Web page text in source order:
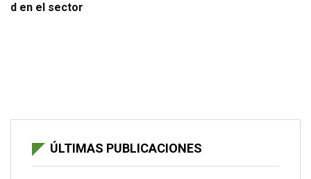
d en el sector
ÚLTIMAS PUBLICACIONES